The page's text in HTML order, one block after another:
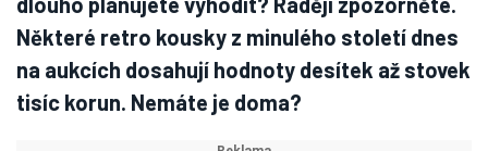
Některé retro kousky z minulého století dnes
na aukcích dosahují hodnoty desítek až stovek
tisíc korun. Nemáte je doma?